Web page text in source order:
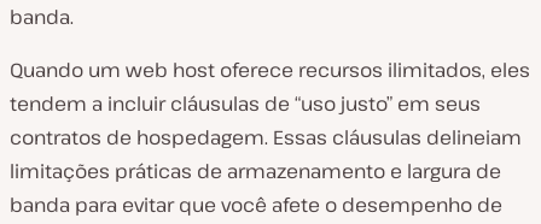
banda.
Quando um web host oferece recursos ilimitados, eles
tendem a incluir cláusulas de “uso justo” em seus
contratos de hospedagem. Essas cláusulas delineiam
limitações práticas de armazenamento e largura de
banda para evitar que você afete o desempenho de